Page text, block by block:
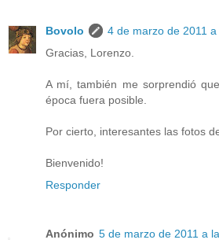
Bovolo
4 de marzo de 2011
Gracias, Lorenzo.
A mí, también me sorprendió
época fuera posible.
Por cierto, interesantes las fotos
Bienvenido!
Responder
Anónimo 5 de marzo de 2011 a